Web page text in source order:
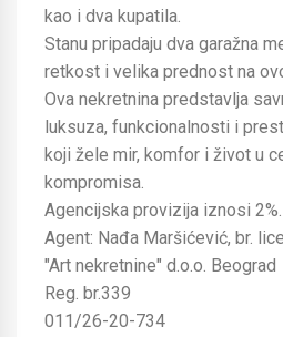
kao i dva kupatila.
Stanu pripadaju dva garažna
retkost i velika prednost na
Ova nekretnina predstavlja
luksuza, funkcionalnosti i
koji žele mir, komfor i život u
kompromisa.
Agencijska provizija iznosi 2%.
Agent: Nađa Maršićević, br.
"Art nekretnine" d.o.o. Beograd
Reg. br.339
011/26-20-734